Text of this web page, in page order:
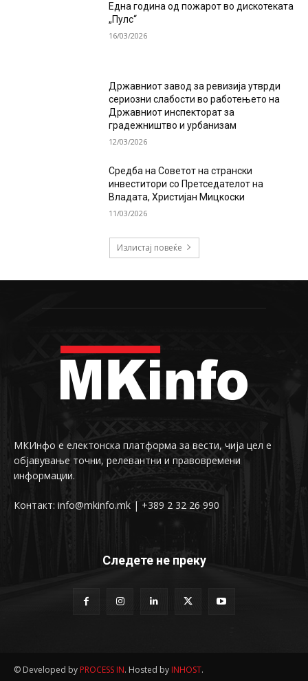
Една година од пожарот во дискотеката
„Пулс“
16/03/2026
Државниот завод за ревизија утврди
сериозни слабости во работењето на
Државниот инспекторат за
градежништво и урбанизам
12/03/2026
Средба на Советот на странски
инвеститори со Претседателот на
Владата, Христијан Мицкоски
11/03/2026
Излистај повеќе
МКИнфо е електонска платформа за вести, чија цел е
објавување точни, релевантни и правовремени
информации.
Контакт: info@mkinfo.mk | +389 2 32 26 990
Следете не преку
© Developed by PROCESS IN. Hosted by INHOST.